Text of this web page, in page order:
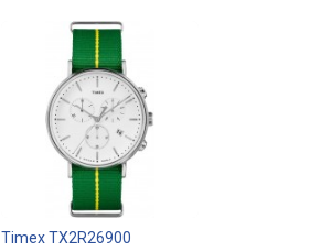
Timex TX2R26900